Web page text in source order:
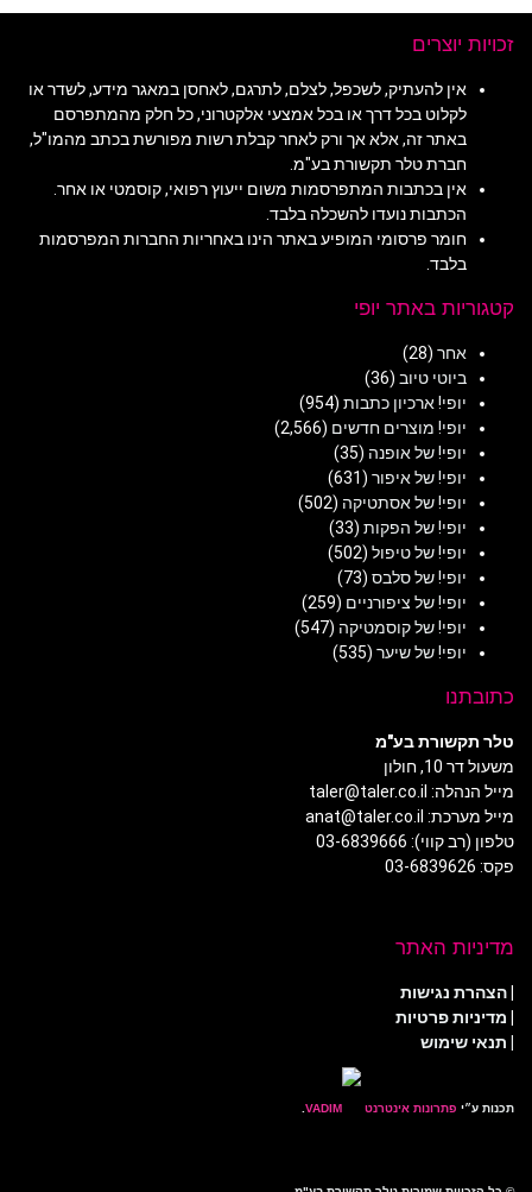
זכויות יוצרים
אין להעתיק, לשכפל, לצלם, לתרגם, לאחסן במאגר מידע, לשדר או
לקלוט בכל דרך או בכל אמצעי אלקטרוני, כל חלק מהמתפרסם
באתר זה, אלא אך ורק לאחר קבלת רשות מפורשת בכתב מהמו"ל,
חברת טלר תקשורת בע"מ.
אין בכתבות המתפרסמות משום ייעוץ רפואי, קוסמטי או אחר.
הכתבות נועדו להשכלה בלבד.
חומר פרסומי המופיע באתר הינו באחריות החברות המפרסמות
בלבד.
קטגוריות באתר יופי
אחר (28)
ביוטי טיוב (36)
יופי! ארכיון כתבות (954)
יופי! מוצרים חדשים (2,566)
יופי! של אופנה (35)
יופי! של איפור (631)
יופי! של אסתטיקה (502)
יופי! של הפקות (33)
יופי! של טיפול (502)
יופי! של סלבס (73)
יופי! של ציפורניים (259)
יופי! של קוסמטיקה (547)
יופי! של שיער (535)
כתובתנו
טלר תקשורת בע"מ
משעול דר 10, חולון
מייל הנהלה: taler@taler.co.il
מייל מערכת: anat@taler.co.il
טלפון (רב קווי): 03-6839666
פקס: 03-6839626
מדיניות האתר
|הצהרת נגישות
| מדיניות פרטיות
| תנאי שימוש
תכנות ע״י פתרונות אינטרנט